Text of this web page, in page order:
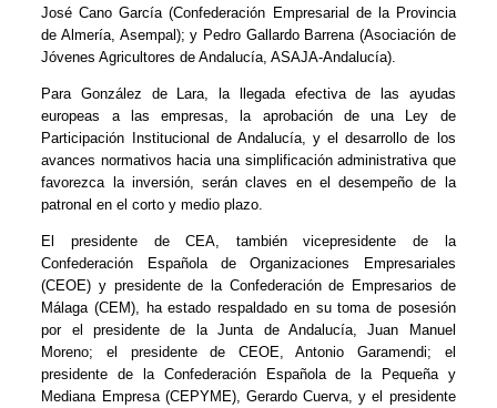
José Cano García (Confederación Empresarial de la Provincia
de Almería, Asempal); y Pedro Gallardo Barrena (Asociación de
Jóvenes Agricultores de Andalucía, ASAJA-Andalucía).
Para González de Lara, la llegada efectiva de las ayudas
europeas a las empresas, la aprobación de una Ley de
Participación Institucional de Andalucía, y el desarrollo de los
avances normativos hacia una simplificación administrativa que
favorezca la inversión, serán claves en el desempeño de la
patronal en el corto y medio plazo.
El presidente de CEA, también vicepresidente de la
Confederación Española de Organizaciones Empresariales
(CEOE) y presidente de la Confederación de Empresarios de
Málaga (CEM), ha estado respaldado en su toma de posesión
por el presidente de la Junta de Andalucía, Juan Manuel
Moreno; el presidente de CEOE, Antonio Garamendi; el
presidente de la Confederación Española de la Pequeña y
Mediana Empresa (CEPYME), Gerardo Cuerva, y el presidente